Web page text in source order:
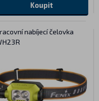
Koupit
nabíjecí čelovka